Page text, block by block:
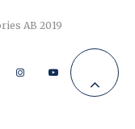
AB 2019